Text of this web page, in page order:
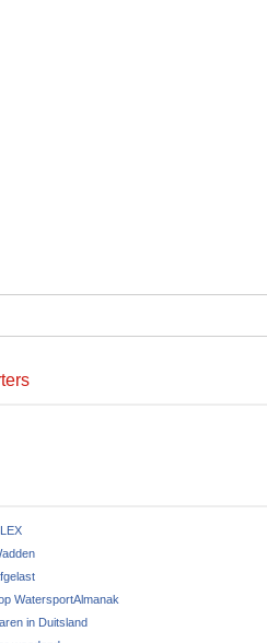
WatersportAlmanak
in Duitsland